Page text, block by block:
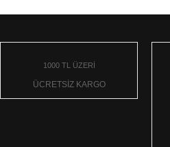
1000 TL ÜZERİ
ÜCRETSİZ KARGO